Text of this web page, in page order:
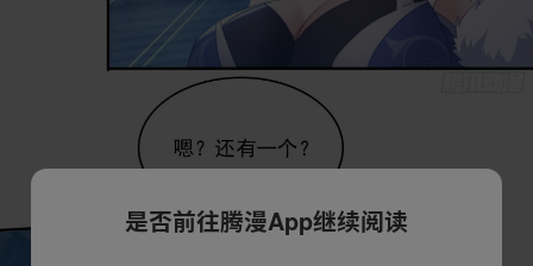
是否前往腾漫App继续阅读